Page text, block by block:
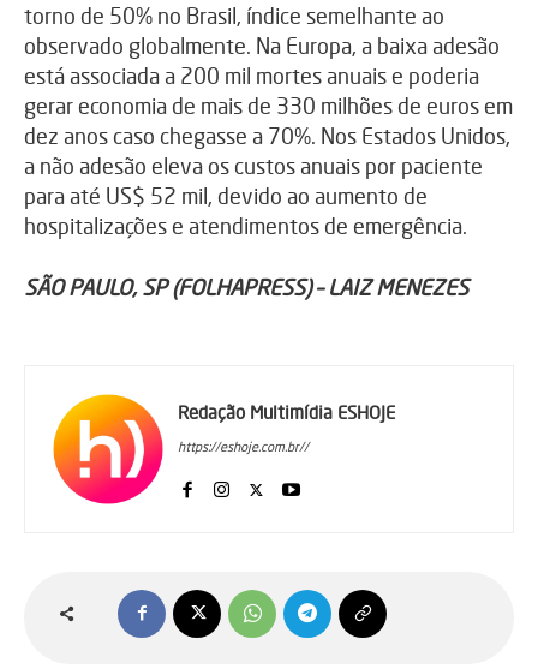
torno de 50% no Brasil, índice semelhante ao
observado globalmente. Na Europa, a baixa adesão
está associada a 200 mil mortes anuais e poderia
gerar economia de mais de 330 milhões de euros em
dez anos caso chegasse a 70%. Nos Estados Unidos,
a não adesão eleva os custos anuais por paciente
para até US$ 52 mil, devido ao aumento de
hospitalizações e atendimentos de emergência.
SÃO PAULO, SP (FOLHAPRESS) – LAIZ MENEZES
Redação Multimídia ESHOJE
https://eshoje.com.br//